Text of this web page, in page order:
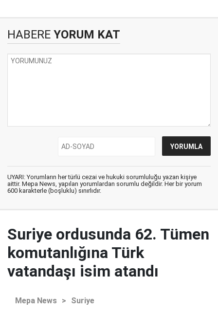
HABERE YORUM KAT
UYARI: Yorumların her türlü cezai ve hukuki sorumluluğu yazan kişiye
aittir. Mepa News, yapılan yorumlardan sorumlu değildir. Her bir yorum
600 karakterle (boşluklu) sınırlıdır.
Suriye ordusunda 62. Tümen
komutanlığına Türk
vatandaşı isim atandı
Mepa News > Suriye